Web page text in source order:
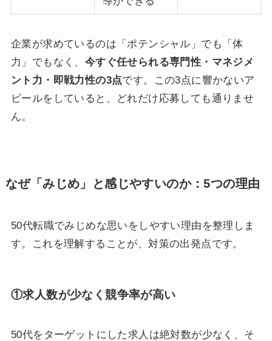
企業が求めているのは「ポテンシャル」でも「体
力」でもなく、 今すぐ任せられる専門性・マネジメ
ント力・即戦力性の3点です。この3点に響かないア
ピールをしていると、どれだけ応募しても通りませ
ん。
なぜ「みじめ」と感じやすいのか：5つの理由
50代転職でみじめな思いをしやすい理由を整理しま
す。これを理解することが、対策の出発点です。
①求人数が少なく競争率が高い
50代をターゲットにした求人は絶対数が少なく、そ